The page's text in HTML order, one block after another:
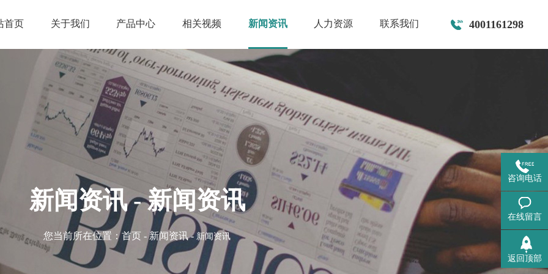
4001161298
首页 关于我们 产品中心 相关视频 新闻资讯 人力资源 联系我们
新闻资讯 - 新闻资讯
您当前所在位置：首页 -新闻资讯- 新闻资讯
咨询电话
在线留言
返回顶部